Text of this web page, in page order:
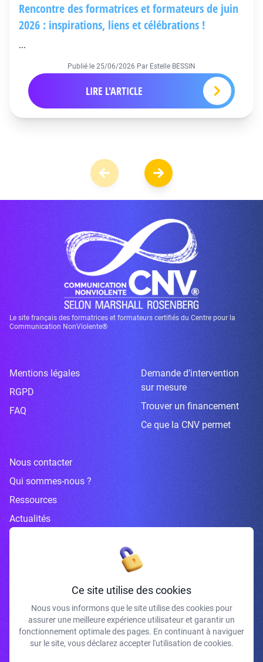
Rencontre des formatrices et formateurs de juin
2026 : inspirations, liens et célébrations !
...
Publié le 25/06/2026 Par Estelle BESSIN
LIRE L'ARTICLE
Le site français des formatrices et formateurs certifiés du Centre pour la
Communication NonViolente®
Mentions légales
RGPD
FAQ
Demande d’intervention
sur mesure
Trouver un financement
Ce que la CNV permet
Nous contacter
Qui sommes-nous ?
Ressources
Actualités
Inscrivez-vous à la newsletter
J'accepte de recevoir vos e-mails et confirme avoir pris connaissance de
votre politique de confidentialité et mentions légales.
Ce site utilise des cookies
Nous vous informons que le site utilise des cookies pour
assurer une meilleure expérience utilisateur et garantir un
fonctionnement optimale des pages. En continuant à naviguer
sur le site, vous déclarez accepter l'utilisation de cookies.